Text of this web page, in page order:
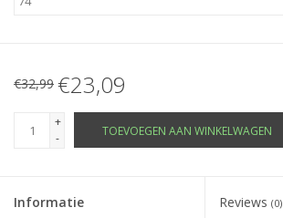
€32,99 €23,09
+
-
TOEVOEGEN AAN WINKELWAGEN
Informatie Reviews (0)